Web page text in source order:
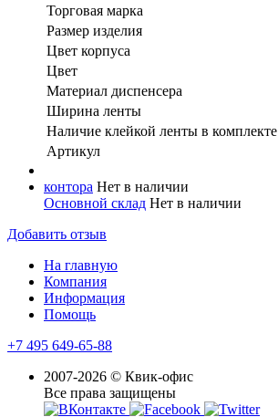
Торговая марка
Размер изделия
Цвет корпуса
Цвет
Материал диспенсера
Ширина ленты
Наличие клейкой ленты в комплекте
Артикул
контора Нет в наличии
Основной склад Нет в наличии
Добавить отзыв
На главную
Компания
Информация
Помощь
+7 495 649-65-88
2007-2026 © Квик-офис
Все права защищены